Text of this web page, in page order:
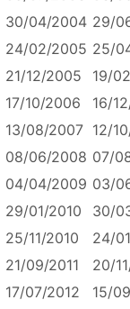
30/04/2004 29/
24/02/2005 25/
21/12/2005
19/
17/10/2006
16/
13/08/2007 12/
08/06/2008 07/
04/04/2009 03/
29/01/2010
30/
25/11/2010
24/
21/09/2011
20/
17/07/2012
15/